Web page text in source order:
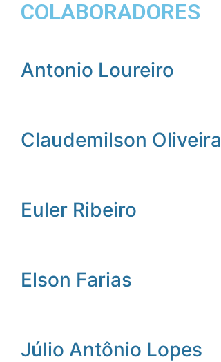
COLABORADORES
Antonio Loureiro
Claudemilson Oliveira
Euler Ribeiro
Elson Farias
Júlio Antônio Lopes